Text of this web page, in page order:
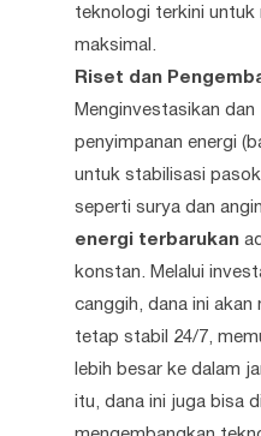
teknologi terkini untuk
maksimal.
Riset dan
Menginvestasikan
penyimpanan energi
untuk stabilisasi
seperti surya dan
energi terbarukan
konstan. Melalui
canggih, dana ini
tetap stabil 24/7,
lebih besar ke dalam
itu, dana ini juga bisa